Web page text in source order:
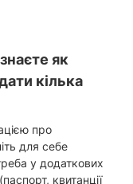
як
кілька
про
для себе
у додаткових
квитанції